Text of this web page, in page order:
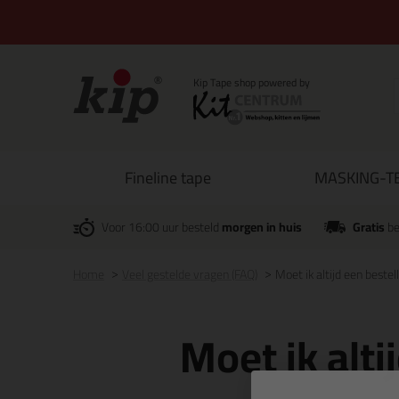
Fineline tape MASKING-
Voor 16:00 uur besteldmorgen in huis Gratis
Moet ik altijd een
Moet ik